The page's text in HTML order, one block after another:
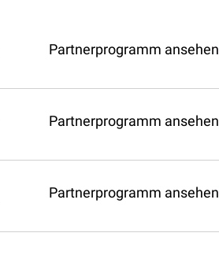
Partnerprogramm ansehen
Partnerprogramm ansehen
Partnerprogramm ansehen